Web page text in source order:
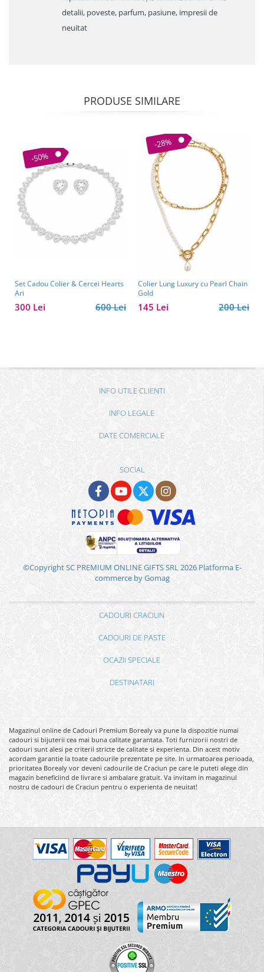
detalii, poveste, parfum, pasiune, impresii de
neuitat
PRODUSE SIMILARE
-50%
Set Cadou Colier & Cercei Hearts
Ari
600 Lei
300 Lei
-28%
Colier Lung Luxury cu Pearl Chain
Gold
200 Lei
145 Lei
INFO UTILE CLIENTI
INFO LEGALE
DATE COMERCIALE
SOCIAL
©Copyright SC PREMIUM ONLINE GIFTS SRL 2026 Platforma E-
commerce by Gomag
CADOURI CRACIUN
CADOURI DE PASTE
OCAZII SPECIALE
DESTINATARI
Magazinul online de Cadouri Premium Borealy va pune la dispozitie numai
cadouri si bijuterii cea mai buna calitate garantata. Toti furnizorii nostri de
cadouri sunt alesi pe criterii stricte de calitate si experienta. Din acest motiv
acordam garantie la toate cadourile prezentate pe site. In urmatoarea perioada,
prioritatea Borealy vor deveni cadourile de Craciun pe care le puteti alege din
magazin beneficiind de livrare si ambalare gratuit. Va invitam in magazinul
nostru de cadouri de Craciun pentru o experienta de neuitat!